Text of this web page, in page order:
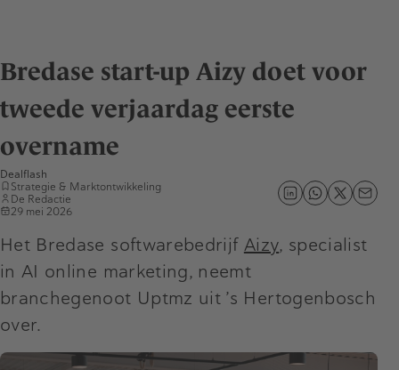
Bredase start-up Aizy doet voor
tweede verjaardag eerste
overname
Dealflash
Strategie & Marktontwikkeling
De Redactie
29 mei 2026
Het Bredase softwarebedrijf Aizy, specialist
in AI online marketing, neemt
branchegenoot Uptmz uit ’s Hertogenbosch
over.